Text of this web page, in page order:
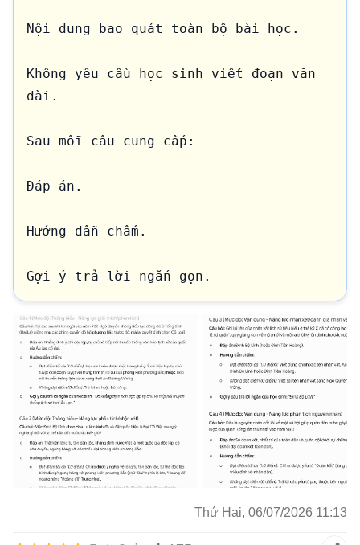
Nội dung bao quát toàn bộ bài học.
Không yêu cầu học sinh viết đoạn văn
dài.
Sau mỗi câu cung cấp:
Đáp án.
Hướng dẫn chấm.
Gợi ý trả lời ngắn gọn.
Thứ Hai, 06/07/2026 11:13